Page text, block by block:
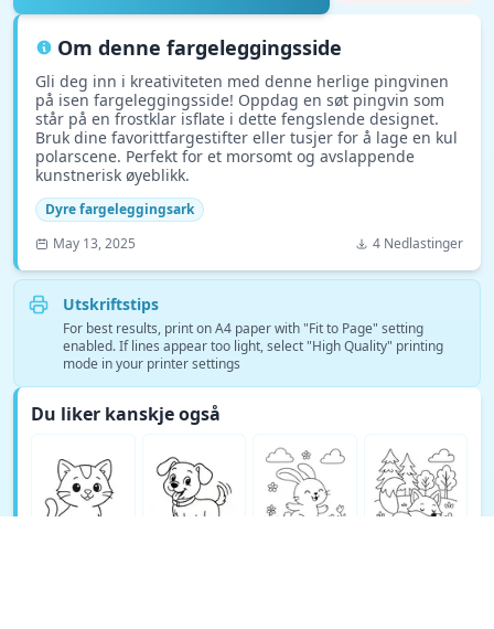
Om denne fargeleggingsside
Gli deg inn i kreativiteten med denne herlige pingvinen
på isen fargeleggingsside! Oppdag en søt pingvin som
står på en frostklar isflate i dette fengslende designet.
Bruk dine favorittfargestifter eller tusjer for å lage en kul
polarscene. Perfekt for et morsomt og avslappende
kunstnerisk øyeblikk.
Dyre fargeleggingsark
May 13, 2025
4 Nedlastinger
Utskriftstips
For best results, print on A4 paper with "Fit to Page" setting
enabled. If lines appear too light, select "High Quality" printing
mode in your printer settings
Du liker kanskje også